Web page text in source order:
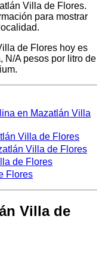
Villa de Flores.
para mostrar
de Flores hoy es
N/A pesos por litro de
en Mazatlán Villa
Villa de Flores
Villa de Flores
de Flores
Flores
Villa de